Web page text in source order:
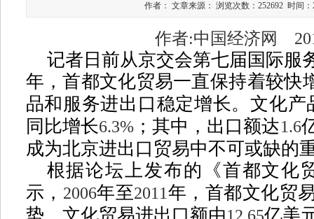
作者： 文章来源： 浏览次数：252692 时间：
作者:中国经济网
记者日前从京交会第七届国际服
年，首都文化贸易一直保持着较快
品和服务进出口稳定增长。文化产
同比增长6.3%；其中，出口额达1.6
成为北京进出口贸易中不可或缺的
根据论坛上发布的《首都文化
示， 2006年至2011年，首都文化贸